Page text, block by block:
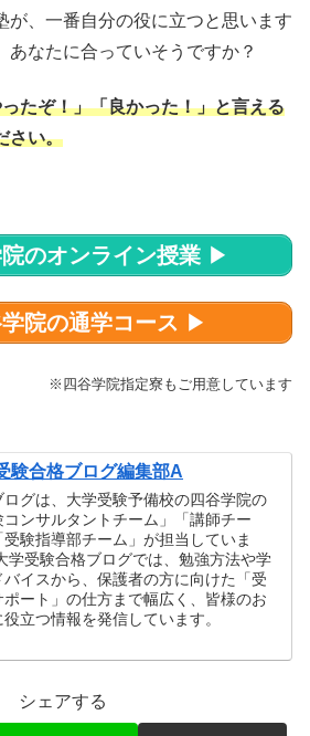
が、一番自分の役に立つと思います
あなたに合っていそうですか？
たぞ！」「良かった！」と言える
さい。
院のオンライン授業 ▶
院の通学コース ▶
※四谷学院指定寮もご用意しています
験合格ブログ編集部A
ログは、大学受験予備校の四谷学院の
コンサルタントチーム」「講師チー
受験指導部チーム」が担当していま
学受験合格ブログでは、勉強方法や学
バイスから、保護者の方に向けた「受
ポート」の仕方まで幅広く、皆様のお
立つ情報を発信しています。
シェアする